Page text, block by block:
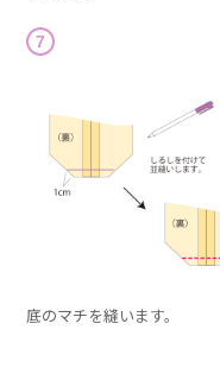
7
底のマチを縫います。